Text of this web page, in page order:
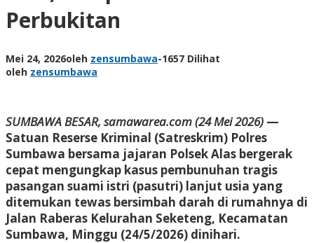
Perbukitan
Mei 24, 2026oleh zensumbawa-1657 Dilihat
oleh zensumbawa
SUMBAWA BESAR, samawarea.com(24 Mei 2026) —
Satuan Reserse Kriminal (Satreskrim) Polres
Sumbawa bersama jajaran Polsek Alas bergerak
cepat mengungkap kasus pembunuhan tragis
pasangan suami istri (pasutri) lanjut usia yang
ditemukan tewas bersimbah darah di rumahnya di
Jalan Raberas Kelurahan Seketeng, Kecamatan
Sumbawa, Minggu (24/5/2026) dinihari.